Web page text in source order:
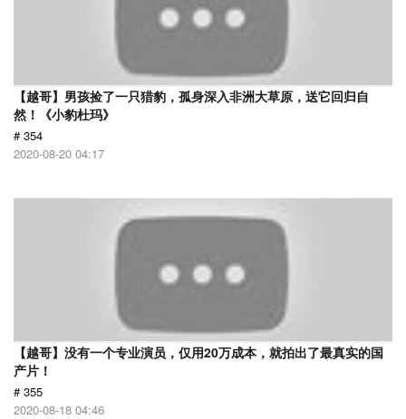
【越哥】男孩捡了一只猎豹，孤身深入非洲大草原，送它回归自
然！《小豹杜玛》
# 354
2020-08-20 04:17
【越哥】没有一个专业演员，仅用20万成本，就拍出了最真实的国
产片！
# 355
2020-08-18 04:46